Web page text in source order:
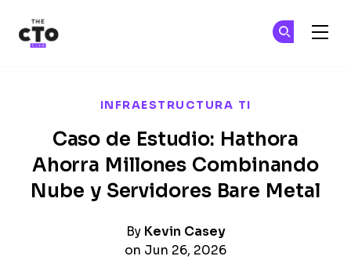
INFRAESTRUCTURA TI
Caso de Estudio: Hathora
Ahorra Millones Combinando
Nube y Servidores Bare Metal
By Kevin Casey
on Jun 26, 2026